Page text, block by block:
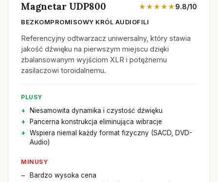
Magnetar UDP800 ★★★★★9.8/10
BEZKOMPROMISOWY KRÓL AUDIOFILI
Referencyjny odtwarzacz uniwersalny, który stawia
jakość dźwięku na pierwszym miejscu dzięki
zbalansowanym wyjściom XLR i potężnemu
zasilaczowi toroidalnemu.
PLUSY
Niesamowita dynamika i czystość dźwięku
Pancerna konstrukcja eliminująca wibracje
Wspiera niemal każdy format fizyczny (SACD, DVD-
Audio)
MINUSY
Bardzo wysoka cena